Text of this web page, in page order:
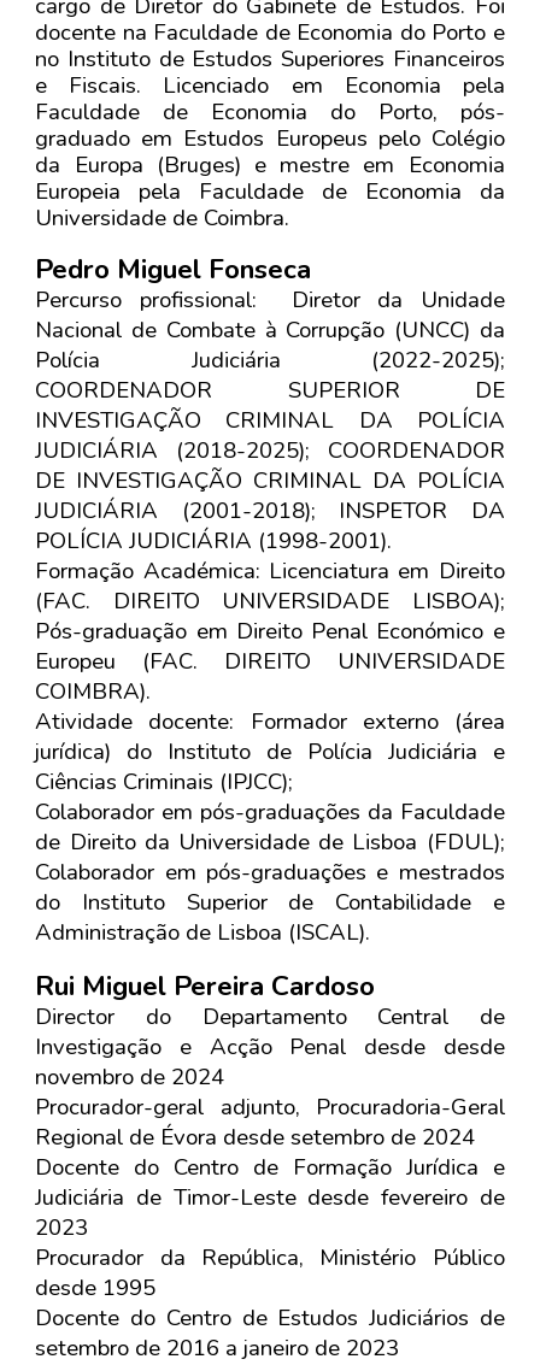
docente na Faculdade de Economia do Porto e
no Instituto de Estudos Superiores Financeiros
e Fiscais. Licenciado em Economia pela
Faculdade de Economia do Porto, pós-
graduado em Estudos Europeus pelo Colégio
da Europa (Bruges) e mestre em Economia
Europeia pela Faculdade de Economia da
Universidade de Coimbra.
Pedro Miguel Fonseca
Percurso profissional: Diretor da Unidade
Nacional de Combate à Corrupção (UNCC) da
Polícia Judiciária (2022-2025);
COORDENADOR SUPERIOR DE
INVESTIGAÇÃO CRIMINAL DA POLÍCIA
JUDICIÁRIA (2018-2025); COORDENADOR
DE INVESTIGAÇÃO CRIMINAL DA POLÍCIA
JUDICIÁRIA (2001-2018); INSPETOR DA
POLÍCIA JUDICIÁRIA (1998-2001).
Formação Académica: Licenciatura em Direito
(FAC. DIREITO UNIVERSIDADE LISBOA);
Pós-graduação em Direito Penal Económico e
Europeu (FAC. DIREITO UNIVERSIDADE
COIMBRA).
Atividade docente: Formador externo (área
jurídica) do Instituto de Polícia Judiciária e
Ciências Criminais (IPJCC);
Colaborador em pós-graduações da Faculdade
de Direito da Universidade de Lisboa (FDUL);
Colaborador em pós-graduações e mestrados
do Instituto Superior de Contabilidade e
Administração de Lisboa (ISCAL).
Rui Miguel Pereira Cardoso
Director do Departamento Central de
Investigação e Acção Penal desde desde
novembro de 2024
Procurador-geral adjunto, Procuradoria-Geral
Regional de Évora desde setembro de 2024
Docente do Centro de Formação Jurídica e
Judiciária de Timor-Leste desde fevereiro de
2023
Procurador da República, Ministério Público
desde 1995
Docente do Centro de Estudos Judiciários de
setembro de 2016 a janeiro de 2023